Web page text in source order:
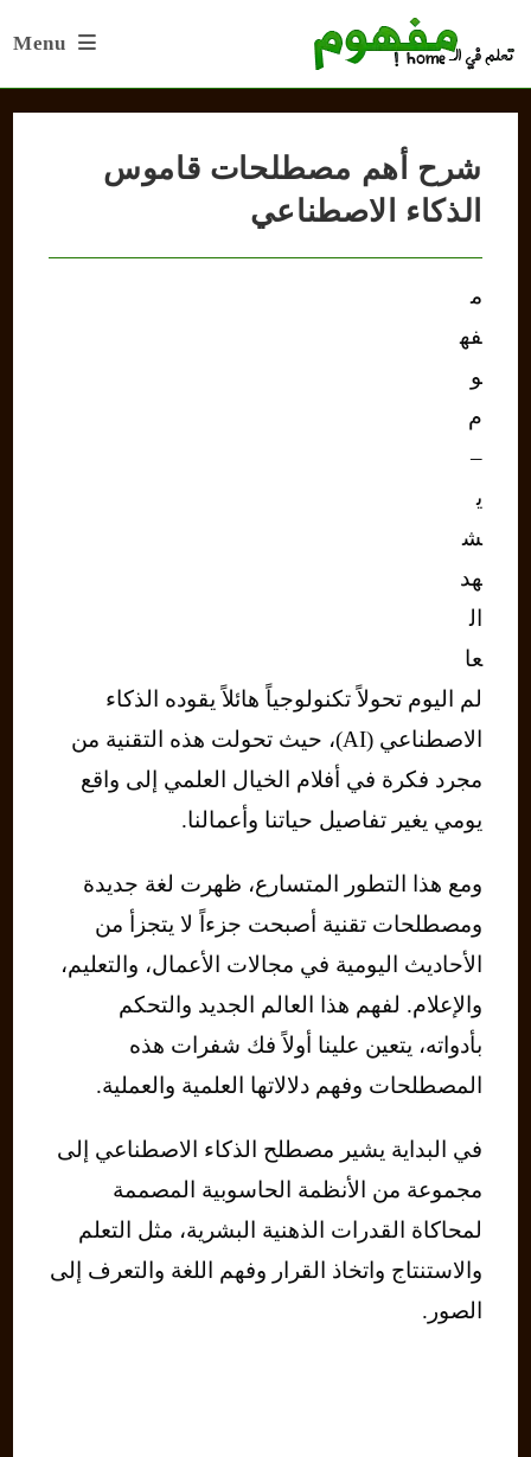
Menu
شرح أهم مصطلحات قاموس
الذكاء الاصطناعي
م
فه
و
م
–
ي
ش
هد
ال
عا
لم اليوم تحولاً تكنولوجياً هائلاً يقوده الذكاء
الاصطناعي (AI)، حيث تحولت هذه التقنية من
مجرد فكرة في أفلام الخيال العلمي إلى واقع
يومي يغير تفاصيل حياتنا وأعمالنا.
ومع هذا التطور المتسارع، ظهرت لغة جديدة
ومصطلحات تقنية أصبحت جزءاً لا يتجزأ من
الأحاديث اليومية في مجالات الأعمال، والتعليم،
والإعلام. لفهم هذا العالم الجديد والتحكم
بأدواته، يتعين علينا أولاً فك شفرات هذه
المصطلحات وفهم دلالاتها العلمية والعملية.
في البداية يشير مصطلح الذكاء الاصطناعي إلى
مجموعة من الأنظمة الحاسوبية المصممة
لمحاكاة القدرات الذهنية البشرية، مثل التعلم
والاستنتاج واتخاذ القرار وفهم اللغة والتعرف إلى
الصور.